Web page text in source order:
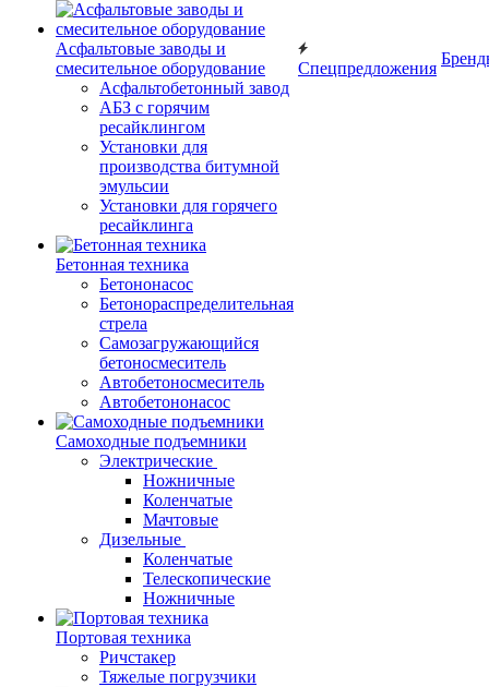
Асфальтовые заводы и
смесительное оборудование
Асфальтобетонный завод
АБЗ с горячим
ресайклингом
Установки для
производства битумной
эмульсии
Установки для горячего
ресайклинга
Бетонная техника
Бетононасос
Бетонораспределительная
стрела
Самозагружающийся
бетоносмеситель
Автобетоносмеситель
Автобетононасос
Самоходные подъемники
Электрические
Ножничные
Коленчатые
Мачтовые
Дизельные
Коленчатые
Телескопические
Ножничные
Портовая техника
Ричстакер
Тяжелые погрузчики
Спецпредложения